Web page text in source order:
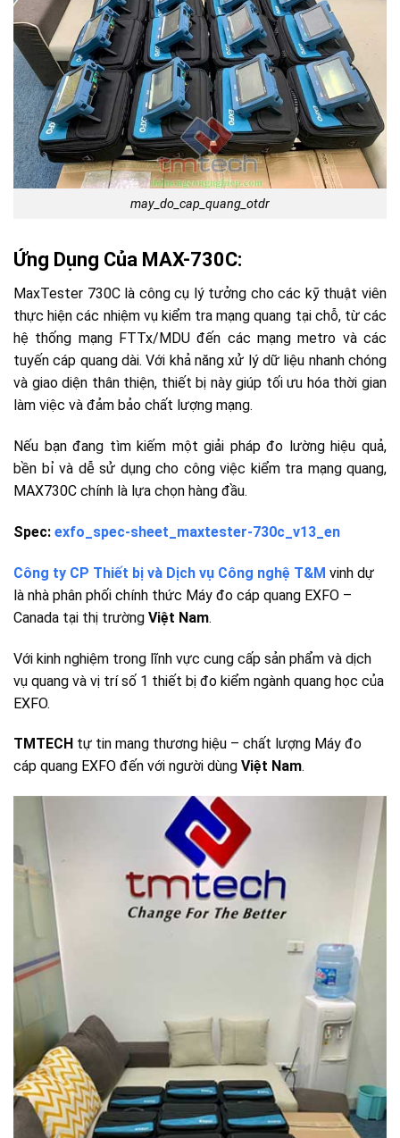
may_do_cap_quang_otdr
Ứng Dụng Của MAX-730C:
MaxTester 730C là công cụ lý tưởng cho các kỹ thuật viên
thực hiện các nhiệm vụ kiểm tra mạng quang tại chỗ, từ các
hệ thống mạng FTTx/MDU đến các mạng metro và các
tuyến cáp quang dài. Với khả năng xử lý dữ liệu nhanh chóng
và giao diện thân thiện, thiết bị này giúp tối ưu hóa thời gian
làm việc và đảm bảo chất lượng mạng.
Nếu bạn đang tìm kiếm một giải pháp đo lường hiệu quả,
bền bỉ và dễ sử dụng cho công việc kiểm tra mạng quang,
MAX730C chính là lựa chọn hàng đầu.
Spec: exfo_spec-sheet_maxtester-730c_v13_en
Công ty CP Thiết bị và Dịch vụ Công nghệ T&M vinh dự
là nhà phân phối chính thức Máy đo cáp quang EXFO –
Canada tại thị trường Việt Nam.
Với kinh nghiệm trong lĩnh vực cung cấp sản phẩm và dịch
vụ quang và vị trí số 1 thiết bị đo kiểm ngành quang học của
EXFO.
TMTECH tự tin mang thương hiệu – chất lượng Máy đo
cáp quang EXFO đến với người dùng Việt Nam.